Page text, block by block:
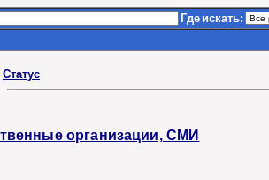
Где искать:
Статус
организации, СМИ